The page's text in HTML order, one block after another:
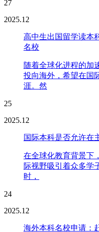
27
2025.12
高中生出国留学读本
名校
随着全球化进程的加
投向海外，希望在国
涯。然
25
2025.12
国际本科是否允许在
在全球化教育背景下
际视野吸引着众多学
时，
24
2025.12
海外本科名校申请：